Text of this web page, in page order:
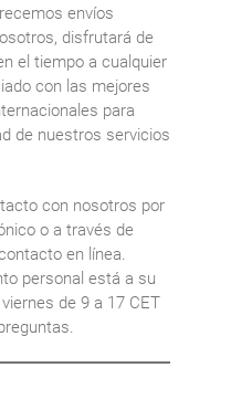
envíos
disfrutará de
el tiempo a cualquier
con las mejores
para
de nuestros servicios
con nosotros por
o a través de
en línea.
personal está a su
de 9 a 17 CET